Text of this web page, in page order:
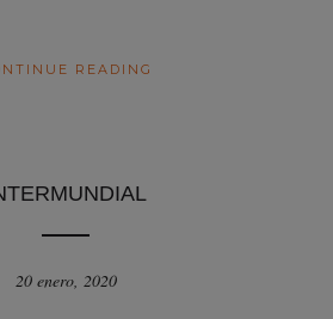
READING
20 enero, 2020